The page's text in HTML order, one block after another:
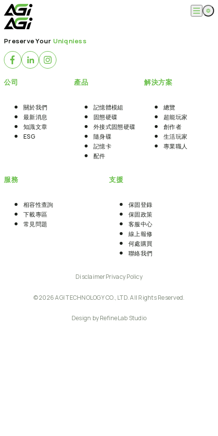
跳
至
主
要
容
English
繁體中文
關於我們
最新消息
產品
隨身碟
記憶卡
配件
創作者
生活玩家
專業職人
相容性查詢
下載專區
常見問題
支援
售後服務
Preserve Your Uniqniess
公司
關於我們
最新消息
知識文章
ESG
產品
記憶體模組
固態硬碟
外接式固態硬碟
隨身碟
記憶卡
配件
解決方案
總覽
超能玩家
創作者
生活玩家
專業職人
服務
相容性查詢
下載專區
常見問題
支援
保固登錄
保固政策
客服中心
線上報修
何處購買
聯絡我們
DisclaimerPrivacy Policy
© 2026 AGI TECHNOLOGY CO., LTD. All Rights Reserved.
Design by RefineLab Studio